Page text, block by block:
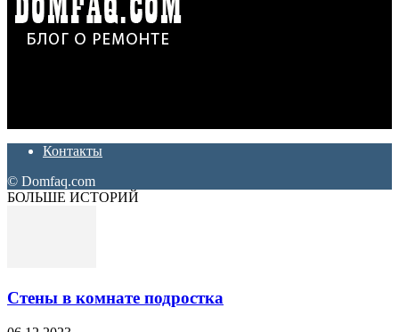
Контакты
© Domfaq.com
БОЛЬШЕ ИСТОРИЙ
Стены в комнате подростка